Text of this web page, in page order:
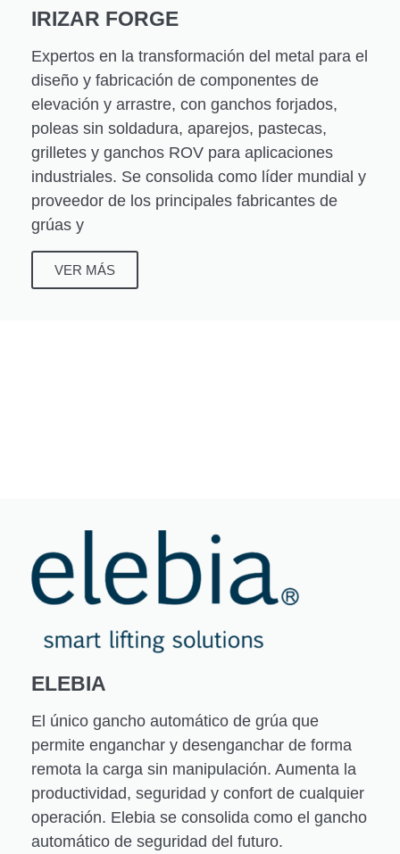
IRIZAR FORGE
Expertos en la transformación del metal para el
diseño y fabricación de componentes de
elevación y arrastre, con ganchos forjados,
poleas sin soldadura, aparejos, pastecas,
grilletes y ganchos ROV para aplicaciones
industriales. Se consolida como líder mundial y
proveedor de los principales fabricantes de
grúas y
VER MÁS
ELEBIA
El único gancho automático de grúa que
permite enganchar y desenganchar de forma
remota la carga sin manipulación. Aumenta la
productividad, seguridad y confort de cualquier
operación. Elebia se consolida como el gancho
automático de seguridad del futuro.